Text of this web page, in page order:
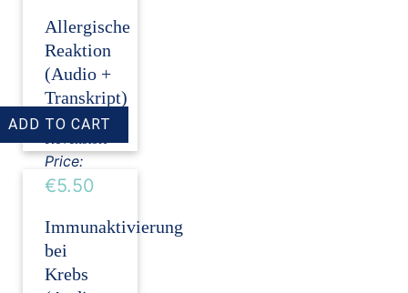
Allergische
Reaktion
(Audio +
Transkript)
› Dirk
Price:
€5.50
Immunaktivierung
bei
Krebs